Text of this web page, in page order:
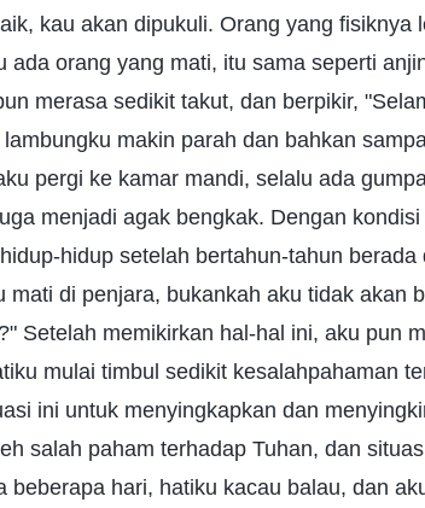
kau akan dipukuli. Orang yang fisiknya
ada orang yang mati, itu sama seperti
merasa sedikit takut, dan berpikir,
makin parah dan bahkan
pergi ke kamar mandi, selalu ada
menjadi agak bengkak. Dengan
hidup setelah bertahun-tahun
mati di penjara, bukankah aku tidak akan
Setelah memikirkan hal-hal ini, aku pun
mulai timbul sedikit kesalahpahaman
ini untuk menyingkapkan dan
salah paham terhadap Tuhan, dan
beberapa hari, hatiku kacau balau, dan